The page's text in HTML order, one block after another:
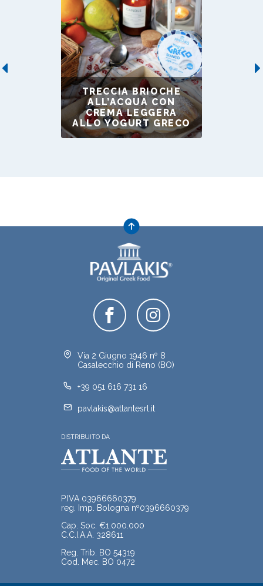
Previous
TRECCIA BRIOCHE
ALL’ACQUA CON
CREMA LEGGERA
ALLO YOGURT GRECO
Via 2 Giugno 1946 nº 8
Casalecchio di Reno (BO)
+39 051 616 731 16
pavlakis@atlantesrl.it
DISTRIBUITO DA
P.IVA 03966660379
reg. Imp. Bologna nº0396660379
Cap. Soc. €1.000.000
C.C.I.A.A. 328611
Reg. Trib. BO 54319
Cod. Mec. BO 0472